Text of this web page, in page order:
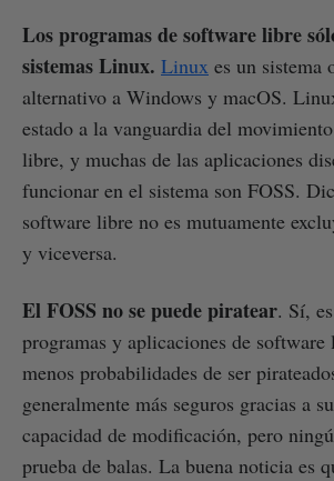
Los programas de software libre
sistemas Linux. Linux es un sistema
alternativo a Windows y macOS.
estado a la vanguardia del
libre, y muchas de las aplicaciones
funcionar en el sistema son FOSS.
software libre no es mutuamente
y viceversa.
El FOSS no se puede piratear. Sí,
programas y aplicaciones de software
menos probabilidades de ser
generalmente más seguros gracias a
capacidad de modificación, pero
prueba de balas. La buena noticia es